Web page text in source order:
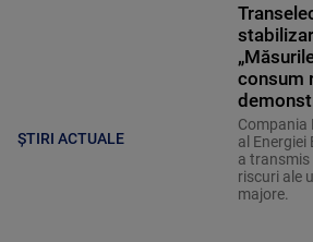
ȘTIRI ACTUALE
consum
Compania
al Energiei
a transmis
riscuri ale
majore.